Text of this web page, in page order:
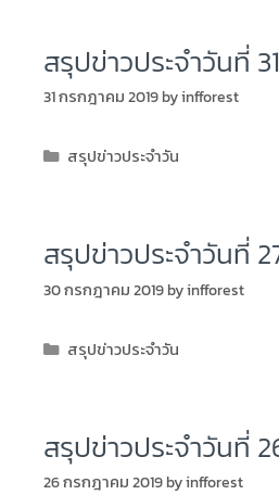
สรุปข่าวประจำวันที่
31 กรกฎาคม 2019byinfforest
สรุปข่าวประจำวัน
สรุปข่าวประจำวันที่
30 กรกฎาคม 2019byinfforest
สรุปข่าวประจำวัน
สรุปข่าวประจำวันที่
26 กรกฎาคม 2019byinfforest